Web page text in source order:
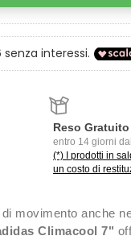
Reso Gratuito
entro 14 giorni
(*) I prodotti in
un costo di
movimento anche
Climacool 7"